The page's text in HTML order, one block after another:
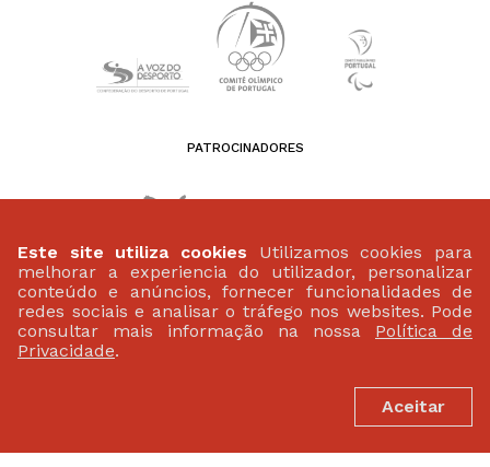
PATROCINADORES
Este site utiliza cookies Utilizamos cookies para
melhorar a experiencia do utilizador, personalizar
conteúdo e anúncios, fornecer funcionalidades de
redes sociais e analisar o tráfego nos websites. Pode
consultar mais informação na nossa Política de
Privacidade.
Aceitar